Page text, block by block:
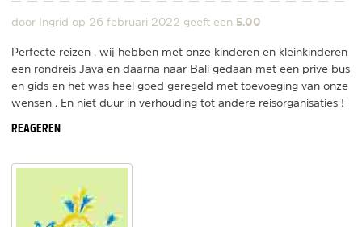
door Ingrid op 26 februari 2022 geeft een 5.00
Perfecte reizen , wij hebben met onze kinderen en kleinkinderen
een rondreis Java en daarna naar Bali gedaan met een privé bus
en gids en het was heel goed geregeld met toevoeging van onze
wensen . En niet duur in verhouding tot andere reisorganisaties !
REAGEREN